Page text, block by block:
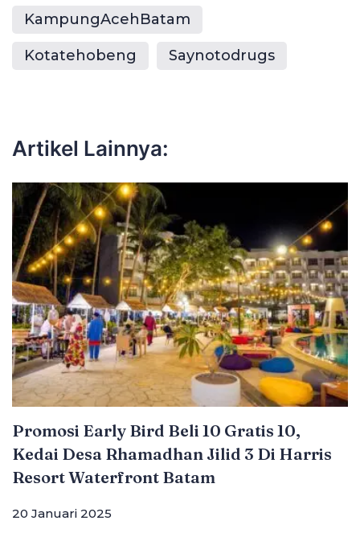
KampungAcehBatam
Kotatehobeng Saynotodrugs
Artikel Lainnya:
Promosi Early Bird Beli 10 Gratis 10,
Kedai Desa Rhamadhan Jilid 3 Di Harris
Resort Waterfront Batam
20 Januari 2025